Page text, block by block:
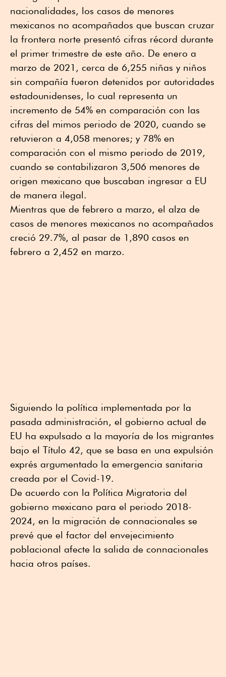
nacionalidades, los casos de menores
mexicanos no acompañados que buscan cruzar
la frontera norte presentó cifras récord durante
el primer trimestre de este año. De enero a
marzo de 2021, cerca de 6,255 niñas y niños
sin compañía fueron detenidos por autoridades
estadounidenses, lo cual representa un
incremento de 54% en comparación con las
cifras del mimos periodo de 2020, cuando se
retuvieron a 4,058 menores; y 78% en
comparación con el mismo periodo de 2019,
cuando se contabilizaron 3,506 menores de
origen mexicano que buscaban ingresar a EU
de manera ilegal.
Mientras que de febrero a marzo, el alza de
casos de menores mexicanos no acompañados
creció 29.7%, al pasar de 1,890 casos en
febrero a 2,452 en marzo.
Siguiendo la política implementada por la
pasada administración, el gobierno actual de
EU ha expulsado a la mayoría de los migrantes
bajo el Título 42, que se basa en una expulsión
exprés argumentado la emergencia sanitaria
creada por el Covid-19.
De acuerdo con la Política Migratoria del
gobierno mexicano para el periodo 2018-
2024, en la migración de connacionales se
prevé que el factor del envejecimiento
poblacional afecte la salida de connacionales
hacia otros países.